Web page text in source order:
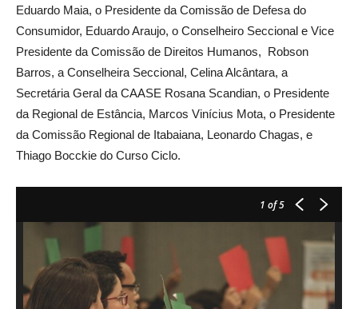
Eduardo Maia, o Presidente da Comissão de Defesa do
Consumidor, Eduardo Araujo, o Conselheiro Seccional e Vice
Presidente da Comissão de Direitos Humanos, Robson
Barros, a Conselheira Seccional, Celina Alcântara, a
Secretária Geral da CAASE Rosana Scandian, o Presidente
da Regional de Estância, Marcos Vinícius Mota, o Presidente
da Comissão Regional de Itabaiana, Leonardo Chagas, e
Thiago Bocckie do Curso Ciclo.
1 of 5